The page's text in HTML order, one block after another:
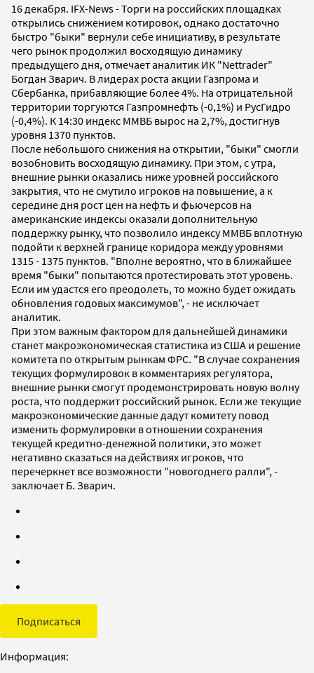
16 декабря. IFX-News - Торги на российских площадках
открылись снижением котировок, однако достаточно
быстро "быки" вернули себе инициативу, в результате
чего рынок продолжил восходящую динамику
предыдущего дня, отмечает аналитик ИК "Nettrader"
Богдан Зварич. В лидерах роста акции Газпрома и
Сбербанка, прибавляющие более 4%. На отрицательной
территории торгуются Газпромнефть (-0,1%) и РусГидро
(-0,4%). К 14:30 индекс ММВБ вырос на 2,7%, достигнув
уровня 1370 пунктов.
После небольшого снижения на открытии, "быки" смогли
возобновить восходящую динамику. При этом, с утра,
внешние рынки оказались ниже уровней российского
закрытия, что не смутило игроков на повышение, а к
середине дня рост цен на нефть и фьючерсов на
американские индексы оказали дополнительную
поддержку рынку, что позволило индексу ММВБ вплотную
подойти к верхней границе коридора между уровнями
1315 - 1375 пунктов. "Вполне вероятно, что в ближайшее
время "быки" попытаются протестировать этот уровень.
Если им удастся его преодолеть, то можно будет ожидать
обновления годовых максимумов", - не исключает
аналитик.
При этом важным фактором для дальнейшей динамики
станет макроэкономическая статистика из США и решение
комитета по открытым рынкам ФРС. "В случае сохранения
текущих формулировок в комментариях регулятора,
внешние рынки смогут продемонстрировать новую волну
роста, что поддержит российский рынок. Если же текущие
макроэкономические данные дадут комитету повод
изменить формулировки в отношении сохранения
текущей кредитно-денежной политики, это может
негативно сказаться на действиях игроков, что
перечеркнет все возможности "новогоднего ралли", -
заключает Б. Зварич.
Подписаться
Информация: